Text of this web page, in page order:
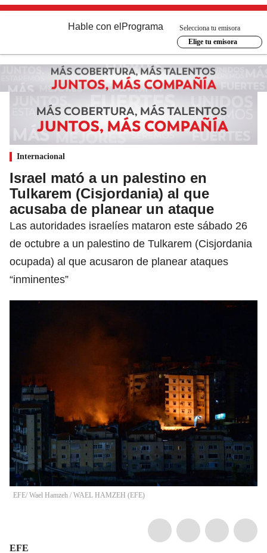
Hable con el Programa
Selecciona tu emisora
Elige tu emisora
Internacional
Israel mató a un palestino en
Tulkarem (Cisjordania) al que
acusaba de planear un ataque
Las autoridades israelíes mataron este sábado 26
de octubre a un palestino de Tulkarem (Cisjordania
ocupada) al que acusaron de planear ataques
“inminentes”
EFE/ Wael Hamzeh / WAEL HAMZEH (EFE)
EFE